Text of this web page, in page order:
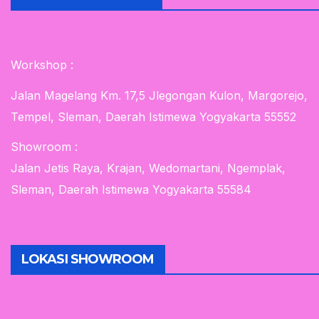
Workshop :
Jalan Magelang Km. 17,5 Jlegongan Kulon, Margorejo,
Tempel, Sleman, Daerah Istimewa Yogyakarta 55552
Showroom :
Jalan Jetis Raya, Krajan, Wedomartani, Ngemplak,
Sleman, Daerah Istimewa Yogyakarta 55584
LOKASI SHOWROOM